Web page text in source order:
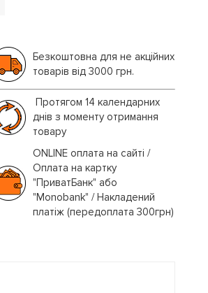
Безкоштовна для не акційних
товарів від 3000 грн.
Протягом 14 календарних
днів з моменту отримання
товару
ONLINE оплата на сайті /
Оплата на картку
"ПриватБанк" або
"Monobank" / Накладений
платіж (передоплата 300грн)